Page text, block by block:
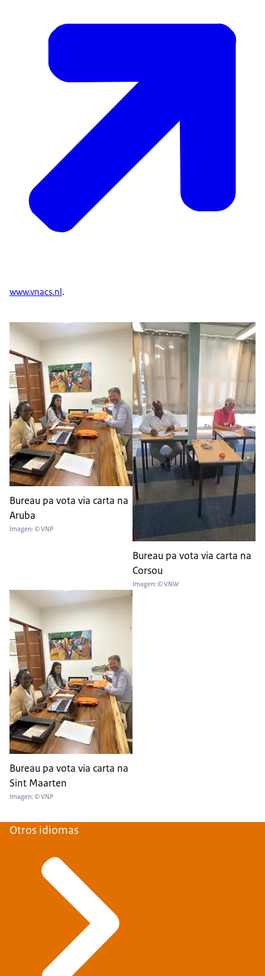
www.vnacs.nl .
Bureau pa vota via carta na
Aruba
Imagen: © VNP
Bureau pa vota via carta na
Corsou
Imagen: © VNW
Bureau pa vota via carta na
Sint Maarten
Imagen: © VNP
Otros idiomas